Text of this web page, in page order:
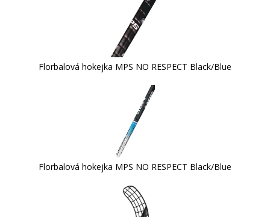
Florbalová hokejka MPS NO RESPECT Black/Blue
Florbalová hokejka MPS NO RESPECT Black/Blue